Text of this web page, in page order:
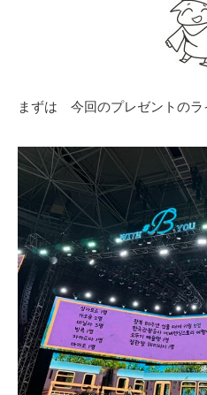
まずは 今回のプレゼントのラ